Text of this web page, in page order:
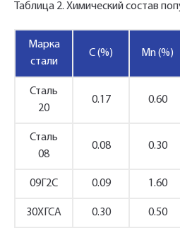
Таблица 2. Химический состав
Марка
стали
C (%) Mn (%)
Сталь
20
0.17 0.60
Сталь
08
0.08 0.30
09Г2С 0.09 1.60
30ХГСА 0.30 0.50